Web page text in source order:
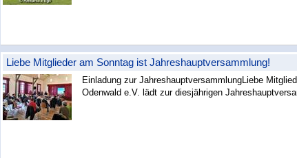
Liebe Mitglieder am Sonntag ist Jahreshauptversammlung!
Einladung zur JahreshauptversammlungLiebe
Odenwald e.V. lädt zur diesjährigen